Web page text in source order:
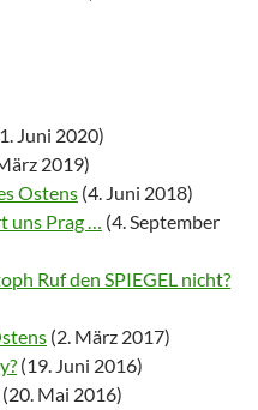
Juni 2020)
2019)
Ostens (4. Juni 2018)
uns Prag … (4. September
Ruf den SPIEGEL nicht?
(2. März 2017)
(19. Juni 2016)
(20. Mai 2016)